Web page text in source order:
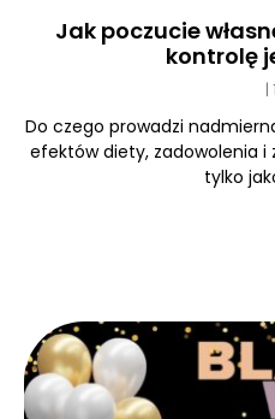
Jak poczucie
kontrolę
Do czego prowadzi
efektów diety, zadowolenia
tylko